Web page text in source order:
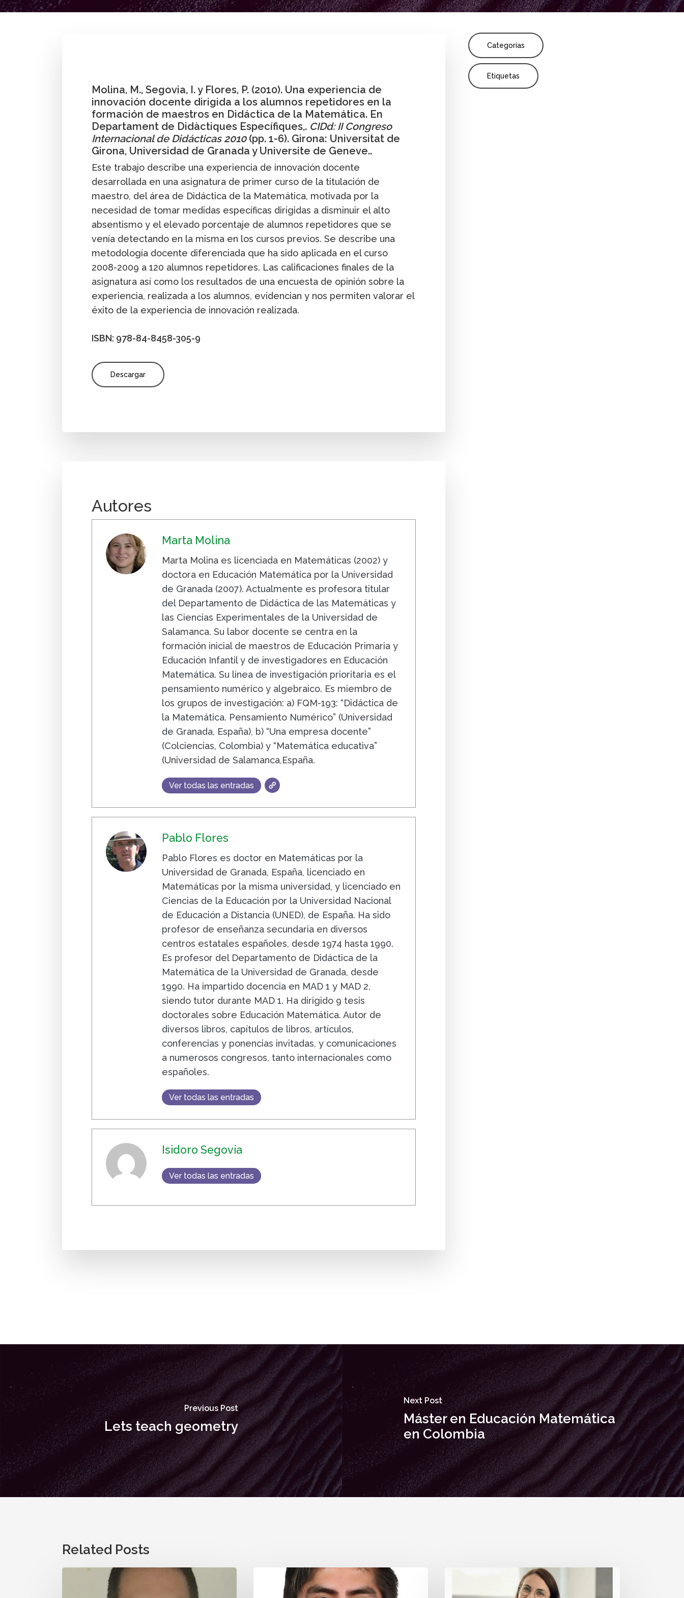
Formación de profesores Formación profesional
Molina, M., Segovia, I. y Flores, P. (2010). Una experiencia de
innovación docente dirigida a los alumnos repetidores en la
formación de maestros en Didáctica de la Matemática. En
Departament de Didàctiques Específiques,. CIDd: II Congreso
Internacional de Didácticas 2010(pp. 1-6). Girona: Universitat de
Girona, Universidad de Granada y Universite de Geneve..
Este trabajo describe una experiencia de innovación docente
desarrollada en una asignatura de primer curso de la titulación de
maestro, del área de Didáctica de la Matemática, motivada por la
necesidad de tomar medidas específicas dirigidas a disminuir el alto
absentismo y el elevado porcentaje de alumnos repetidores que se
venía detectando en la misma en los cursos previos. Se describe una
metodología docente diferenciada que ha sido aplicada en el curso
2008-2009 a 120 alumnos repetidores. Las calificaciones finales de la
asignatura así como los resultados de una encuesta de opinión sobre la
experiencia, realizada a los alumnos, evidencian y nos permiten valorar el
éxito de la experiencia de innovación realizada.
ISBN: 978-84-8458-305-9
Descargar
Autores
Marta Molina
Marta Molina es licenciada en Matemáticas (2002) y
doctora en Educación Matemática por la Universidad
de Granada (2007). Actualmente es profesora titular
del Departamento de Didáctica de las Matemáticas y
las Ciencias Experimentales de la Universidad de
Salamanca. Su labor docente se centra en la
formación inicial de maestros de Educación Primaria y
Educación Infantil y de investigadores en Educación
Matemática. Su línea de investigación prioritaria es el
pensamiento numérico y algebraico. Es miembro de
los grupos de investigación: a) FQM-193: “Didáctica de
la Matemática. Pensamiento Numérico” (Universidad
de Granada, España), b) “Una empresa docente”
(Colciencias, Colombia) y “Matemática educativa”
(Universidad de Salamanca,España.
Ver todas las entradas
Pablo Flores
Pablo Flores es doctor en Matemáticas por la
Universidad de Granada, España, licenciado en
Matemáticas por la misma universidad, y licenciado en
Ciencias de la Educación por la Universidad Nacional
de Educación a Distancia (UNED), de España. Ha sido
profesor de enseñanza secundaria en diversos
centros estatales españoles, desde 1974 hasta 1990.
Es profesor del Departamento de Didáctica de la
Matemática de la Universidad de Granada, desde
1990. Ha impartido docencia en MAD 1 y MAD 2,
siendo tutor durante MAD 1. Ha dirigido 9 tesis
doctorales sobre Educación Matemática. Autor de
diversos libros, capítulos de libros, artículos,
conferencias y ponencias invitadas, y comunicaciones
a numerosos congresos, tanto internacionales como
españoles.
Ver todas las entradas
Isidoro Segovia
Ver todas las entradas
Categorías
Etiquetas
Previous Post
Lets teach geometry
Next Post
Máster en Educación Matemática
en Colombia
Related Posts